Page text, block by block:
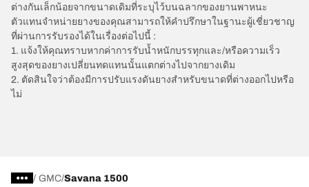
ต่างกันเล็กน้อยจากขนาดเดิมที่ระบุไว้บนฉลากของยานพาหนะ
ตัวแทนจำหน่ายยางของคุณสามารถให้คำปรึกษาในฐานะผู้เชี่ยวชาญ
ที่ผ่านการรับรองได้ในเรื่องต่อไปนี้ :
1. แจ้งให้คุณทราบหากค่าการรับน้ำหนักบรรทุกและ/หรือความเร็ว
สูงสุดของยางเปลี่ยนทดแทนนั้นแตกต่างไปจากยางเดิม
2. ตัดสินใจว่าต้องมีการปรับแรงดันยางสำหรับขนาดที่ต่างออกไปหรือ
ไม่
/ GMC Savana 1500